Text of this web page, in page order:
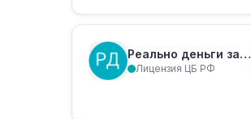
Реально деньги займ
Лицензия ЦБ РФ